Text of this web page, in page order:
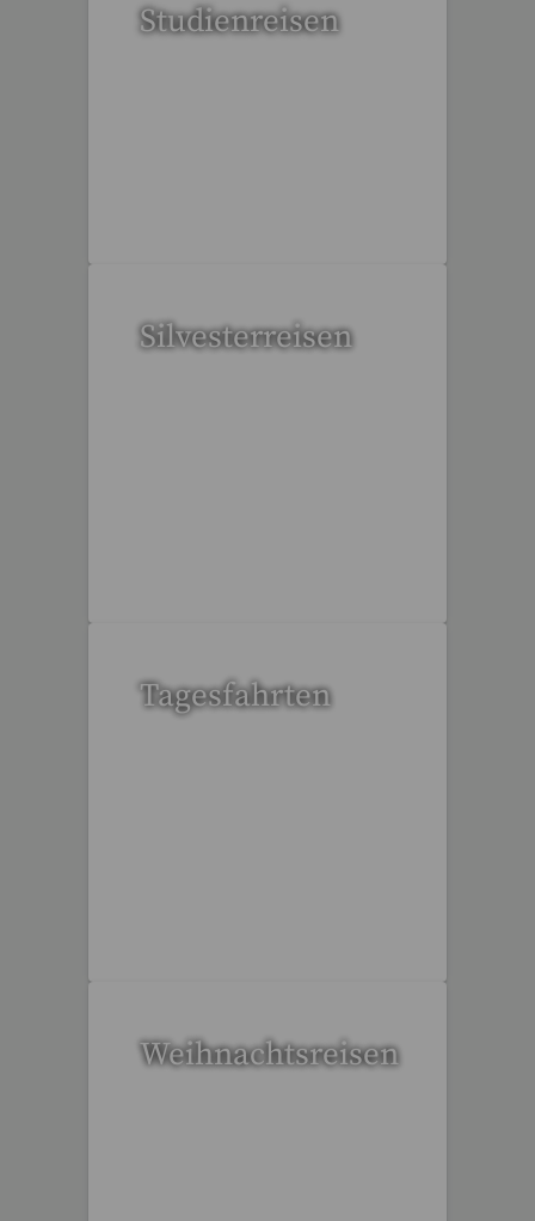
Studienreisen
Silvesterreisen
Tagesfahrten
Weihnachtsreisen